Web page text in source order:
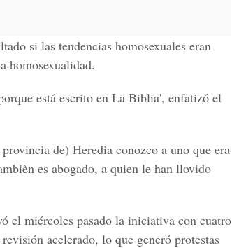
si las tendencias homosexuales eran
homosexualidad.
está escrito en La Biblia', enfatizó el
de) Heredia conozco a uno que era
es abogado, a quien le han llovido
el miércoles pasado la iniciativa con cuatro
acelerado, lo que generó protestas